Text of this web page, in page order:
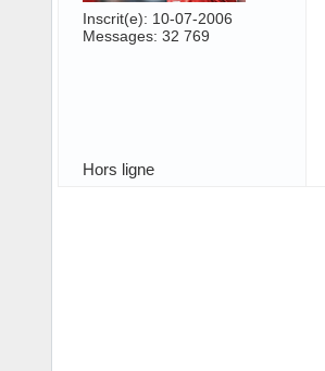
Inscrit(e): 10-07-2006
Messages: 32 769
Hors ligne